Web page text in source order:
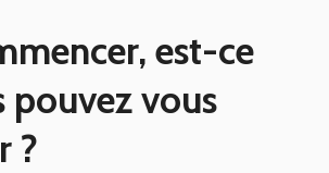
est-ce
pouvez vous
?